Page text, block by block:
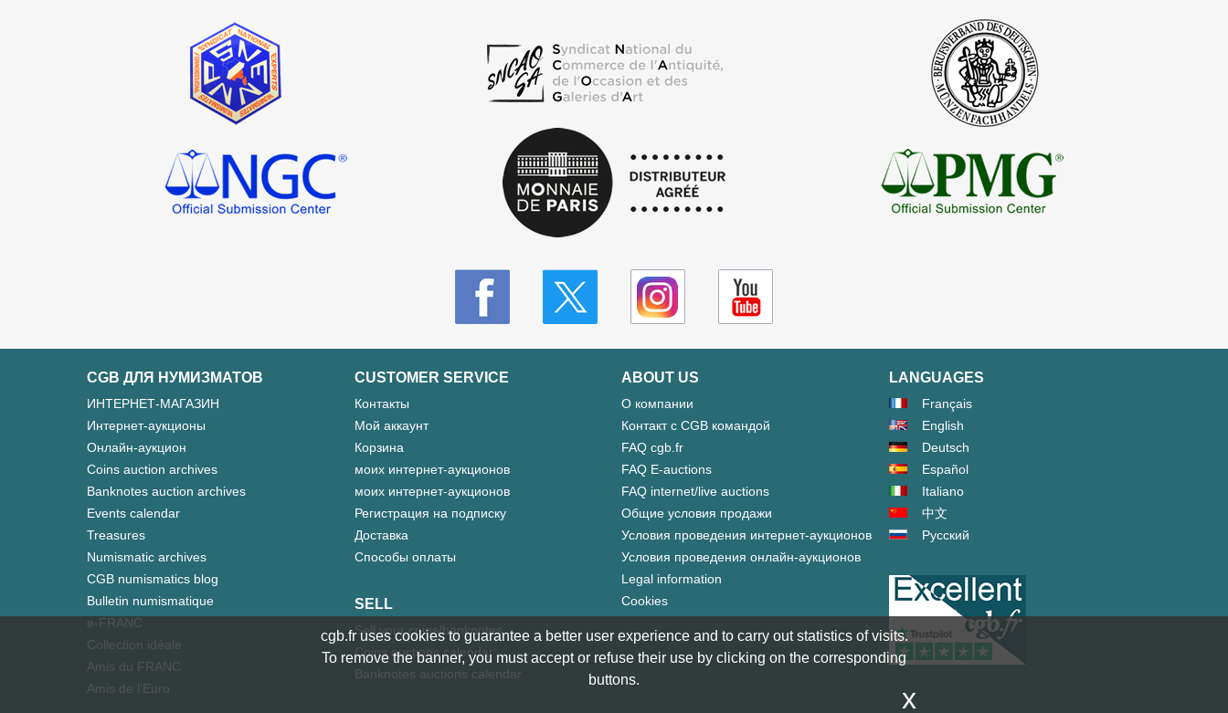
CGB ДЛЯ НУМИЗМАТОВ
ИНТЕРНЕТ-МАГАЗИН
Интернет-аукционы
Онлайн-аукцион
Coins auction archives
Banknotes auction archives
Events calendar
Treasures
Numismatic archives
CGB numismatics blog
Bulletin numismatique
e-FRANC
Collection idéale
Amis du FRANC
Amis de l'Euro
CUSTOMER SERVICE
Контакты
Мой аккаунт
Корзина
моих интернет-аукционов
моих интернет-аукционов
Регистрация на подписку
Доставка
Способы оплаты
SELL
Sell your coins/banknotes
Coins auctions calendar
Banknotes auctions calendar
ABOUT US
О компании
Контакт с CGB командой
FAQ cgb.fr
FAQ E-auctions
FAQ internet/live auctions
Общие условия продажи
Условия проведения интернет-аукционов
Условия проведения онлайн-аукционов
Legal information
Cookies
LANGUAGES
Français
English
Deutsch
Español
Italiano
中文
Русский
cgb.fr uses cookies to guarantee a better user experience and to carry out statistics of visits.
To remove the banner, you must accept or refuse their use by clicking on the corresponding
buttons.
x